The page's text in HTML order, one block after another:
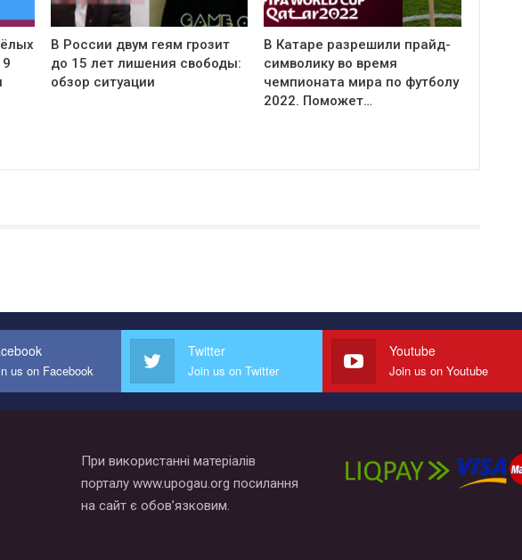
В России двум геям грозит
до 15 лет лишения свободы:
обзор ситуации
В Катаре разрешили прайд-
символику во время
чемпионата мира по футболу
2022. Поможет…
us on Facebook
Twitter
Join us on Twitter
Youtube
Join us on Youtube
При використанні матеріалів
порталу www.upogau.org посилання
на сайт є обов’язковим.